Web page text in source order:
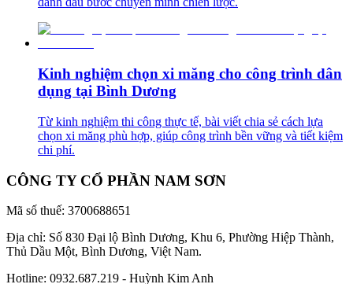
Kinh nghiệm chọn xi măng cho công trình dân
dụng tại Bình Dương
Từ kinh nghiệm thi công thực tế, bài viết chia sẻ cách lựa
chọn xi măng phù hợp, giúp công trình bền vững và tiết kiệm
chi phí.
CÔNG TY CỔ PHẦN NAM SƠN
Mã số thuế: 3700688651
Địa chỉ: Số 830 Đại lộ Bình Dương, Khu 6, Phường Hiệp Thành,
Thủ Dầu Một, Bình Dương, Việt Nam.
Hotline: 0932.687.219 - Huỳnh Kim Anh